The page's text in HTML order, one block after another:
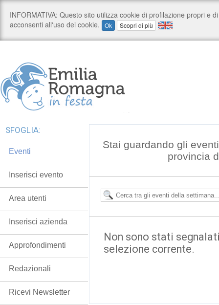
Stai guardando gli
provincia
Non sono stati
selezione corrente.
SFOGLIA:
Eventi
Inserisci evento
Area utenti
Inserisci azienda
Approfondimenti
Redazionali
Ricevi Newsletter